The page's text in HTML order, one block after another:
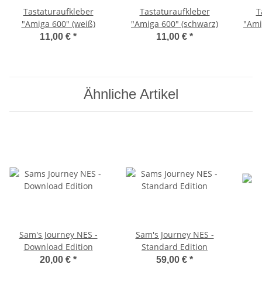
Tastaturaufkleber
"Amiga 600" (weiß)
11,00 € *
Tastaturaufkleber
"Amiga 600" (schwarz)
11,00 € *
Ähnliche Artikel
Sam's Journey NES -
Download Edition
20,00 € *
Sam's Journey NES -
Standard Edition
59,00 € *